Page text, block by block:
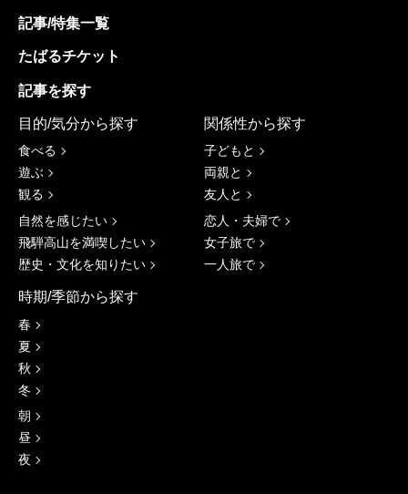
記事/特集一覧
たばるチケット
記事を探す
目的/気分から探す
食べる
遊ぶ
観る
自然を感じたい
飛騨高山を満喫したい
歴史・文化を知りたい
関係性から探す
子どもと
両親と
友人と
恋人・夫婦で
女子旅で
一人旅で
時期/季節から探す
春
夏
秋
冬
朝
昼
夜